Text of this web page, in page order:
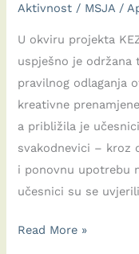
Aktivnost / MSJA /
U okviru projekta
uspješno je održana
pravilnog odlaganja
kreativne
a približila je
svakodnevici – kroz
i ponovnu upotrebu
učesnici su se
Održana
Read More »